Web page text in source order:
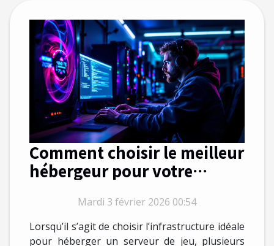
Comment choisir le meilleur
hébergeur pour votre
Mardi 3 février 2026 00:54
Lorsqu’il s’agit de choisir l’infrastructure idéale
pour héberger un serveur de jeu, plusieurs